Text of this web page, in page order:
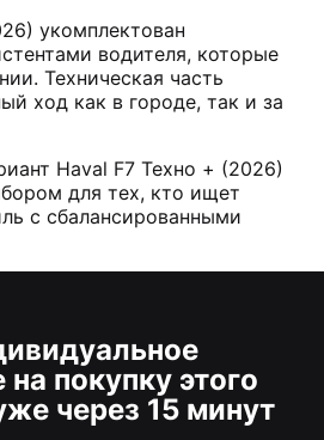
укомплектован
водителя, которые
Техническая часть
ход как в городе, так и за
Haval F7 Техно + (2026)
для тех, кто ищет
с сбалансированными
покупку этого
через 15 минут